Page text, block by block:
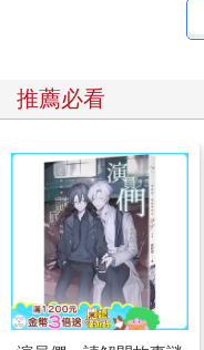
推薦必看